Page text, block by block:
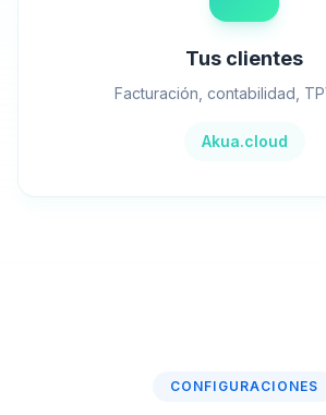
Tus clientes
Facturación, contabilidad,
Akua.cloud
CONFIGURACIONES